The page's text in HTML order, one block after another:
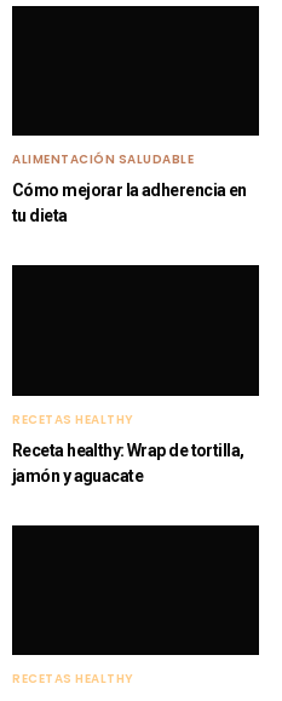
ALIMENTACIÓN SALUDABLE
Cómo mejorar la adherencia en
tu dieta
RECETAS HEALTHY
Receta healthy: Wrap de tortilla,
jamón y aguacate
RECETAS HEALTHY